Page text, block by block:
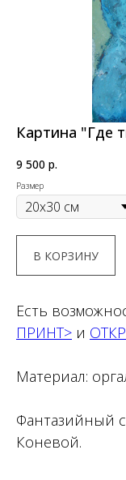
Картина "Где
9 500 р.
Размер
В КОРЗИНУ
Есть
ПРИНТ> и
Материал:
Фантазийный
Коневой.